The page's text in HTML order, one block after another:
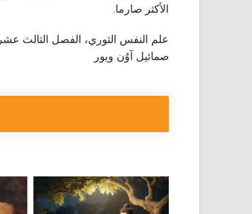
الأكثر صارما.
علم النفس الثوري، الفصل الثالث
صمائيل آوُن ويور